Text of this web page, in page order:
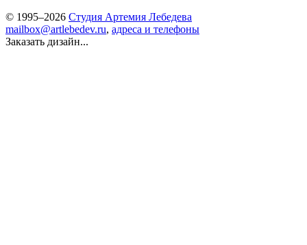
© 1995–2026 Студия Артемия Лебедева
mailbox@artlebedev.ru, адреса и телефоны
Заказать дизайн...